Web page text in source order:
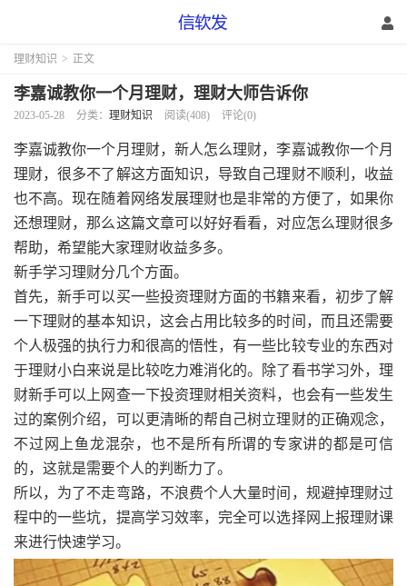
理财知识 > 正文
李嘉诚教你一个月理财，理财大师告诉你
2023-05-28 分类： 理财知识 阅读(408) 评论(0)
李嘉诚教你一个月理财，新人怎么理财，李嘉诚教你一个月
理财，很多不了解这方面知识，导致自己理财不顺利，收益
也不高。现在随着网络发展理财也是非常的方便了，如果你
还想理财，那么这篇文章可以好好看看，对应怎么理财很多
帮助，希望能大家理财收益多多。
新手学习理财分几个方面。
首先，新手可以买一些投资理财方面的书籍来看，初步了解
一下理财的基本知识，这会占用比较多的时间，而且还需要
个人极强的执行力和很高的悟性，有一些比较专业的东西对
于理财小白来说是比较吃力难消化的。除了看书学习外，理
财新手可以上网查一下投资理财相关资料，也会有一些发生
过的案例介绍，可以更清晰的帮自己树立理财的正确观念，
不过网上鱼龙混杂，也不是所有所谓的专家讲的都是可信
的，这就是需要个人的判断力了。
所以，为了不走弯路，不浪费个人大量时间，规避掉理财过
程中的一些坑，提高学习效率，完全可以选择网上报理财课
来进行快速学习。